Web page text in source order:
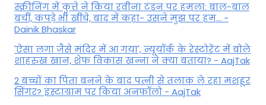
स्क्रीनिंग में कुत्ते ने किया रवीना टंडन पर हमला: बाल-बाल
बचीं, कपड़े भी खींचे, बाद में कहा- उसने मुझ पर हम... -
Dainik Bhaskar
'ऐसा लगा जैसे मंदिर में आ गया', न्यूयॉर्क के रेस्टोरेंट में बोले
शाहरुख खान, शेफ विकास खन्ना ने क्या बताया? - AajTak
2 बच्चों का पिता बनने के बाद पत्नी से तलाक ले रहा मशहूर
सिंगर? इंस्टाग्राम पर किया अनफॉलो - AajTak